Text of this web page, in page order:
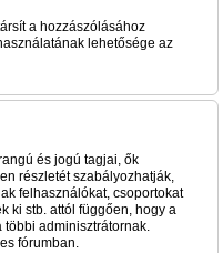
a hozzászólásához
lehetősége az
és jogú tagjai, ők
részletét szabályozhatják,
felhasználókat, csoportokat
ki stb. attól függően, hogy a
adminisztrátornak.
fórumban.